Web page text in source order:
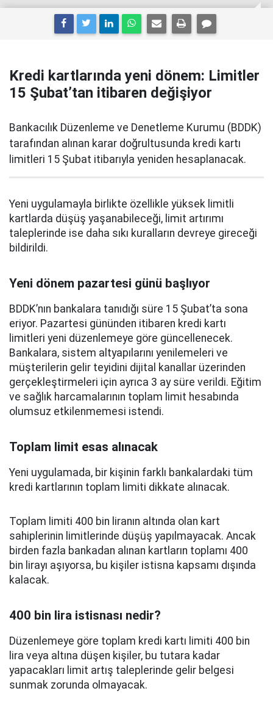
Kredi kartlarında yeni dönem: Limitler
15 Şubat’tan itibaren değişiyor
Bankacılık Düzenleme ve Denetleme Kurumu (BDDK)
tarafından alınan karar doğrultusunda kredi kartı
limitleri 15 Şubat itibarıyla yeniden hesaplanacak.
Yeni uygulamayla birlikte özellikle yüksek limitli
kartlarda düşüş yaşanabileceği, limit artırımı
taleplerinde ise daha sıkı kuralların devreye gireceği
bildirildi.
Yeni dönem pazartesi günü başlıyor
BDDK’nın bankalara tanıdığı süre 15 Şubat’ta sona
eriyor. Pazartesi gününden itibaren kredi kartı
limitleri yeni düzenlemeye göre güncellenecek.
Bankalara, sistem altyapılarını yenilemeleri ve
müşterilerin gelir teyidini dijital kanallar üzerinden
gerçekleştirmeleri için ayrıca 3 ay süre verildi. Eğitim
ve sağlık harcamalarının toplam limit hesabında
olumsuz etkilenmemesi istendi.
Toplam limit esas alınacak
Yeni uygulamada, bir kişinin farklı bankalardaki tüm
kredi kartlarının toplam limiti dikkate alınacak.
Toplam limiti 400 bin liranın altında olan kart
sahiplerinin limitlerinde düşüş yapılmayacak. Ancak
birden fazla bankadan alınan kartların toplamı 400
bin lirayı aşıyorsa, bu kişiler istisna kapsamı dışında
kalacak.
400 bin lira istisnası nedir?
Düzenlemeye göre toplam kredi kartı limiti 400 bin
lira veya altına düşen kişiler, bu tutara kadar
yapacakları limit artış taleplerinde gelir belgesi
sunmak zorunda olmayacak.